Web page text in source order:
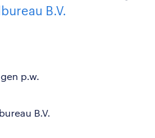
B.V.
p.w.
B.V.